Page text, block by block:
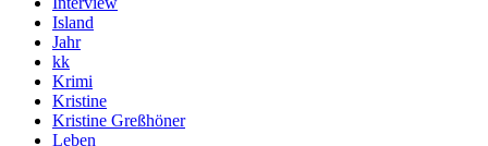
Island
Jahr
kk
Krimi
Kristine
Kristine Greßhöner
Leben